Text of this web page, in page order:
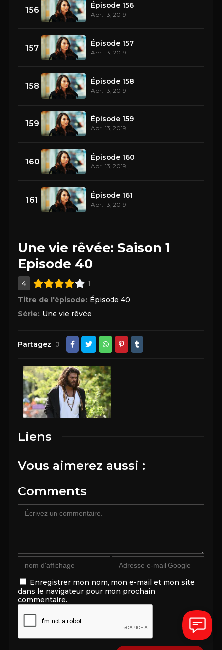
156 Épisode 156
Apr. 13, 2019
157 Épisode 157
Apr. 13, 2019
158 Épisode 158
Apr. 13, 2019
159 Épisode 159
Apr. 13, 2019
160 Épisode 160
Apr. 13, 2019
161 Épisode 161
Apr. 13, 2019
Une vie rêvée: Saison 1
Episode 40
4
1
Titre de l'épisode: Épisode 40
Série: Une vie rêvée
Partagez 0
Liens
Vous aimerez aussi :
Comments
Enregistrer mon nom, mon e-mail et mon site
dans le navigateur pour mon prochain
commentaire.